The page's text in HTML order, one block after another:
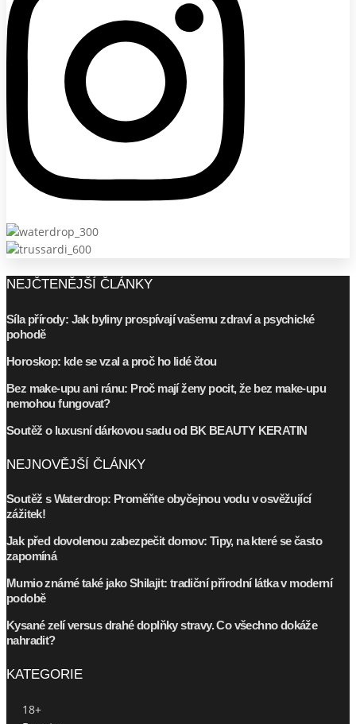
NEJČTENĚJŠÍ ČLÁNKY
Síla přírody: Jak byliny prospívají vašemu zdraví a psychické
pohodě
Horoskop: kde se vzal a proč ho lidé čtou
Bez make-upu ani ránu: Proč mají ženy pocit, že bez make-upu
nemohou fungovat?
Soutěž o luxusní dárkovou sadu od BK BEAUTY KERATIN
NEJNOVĚJŠÍ ČLÁNKY
Soutěž s Waterdrop: Proměňte obyčejnou vodu v osvěžující
zážitek!
Jak před dovolenou zabezpečit domov: Tipy, na které se často
zapomíná
Mumio známé také jako Shilajit: tradiční přírodní látka v moderní
podobě
Kysané zelí versus drahé doplňky stravy. Co všechno dokáže
nahradit?
KATEGORIE
18+